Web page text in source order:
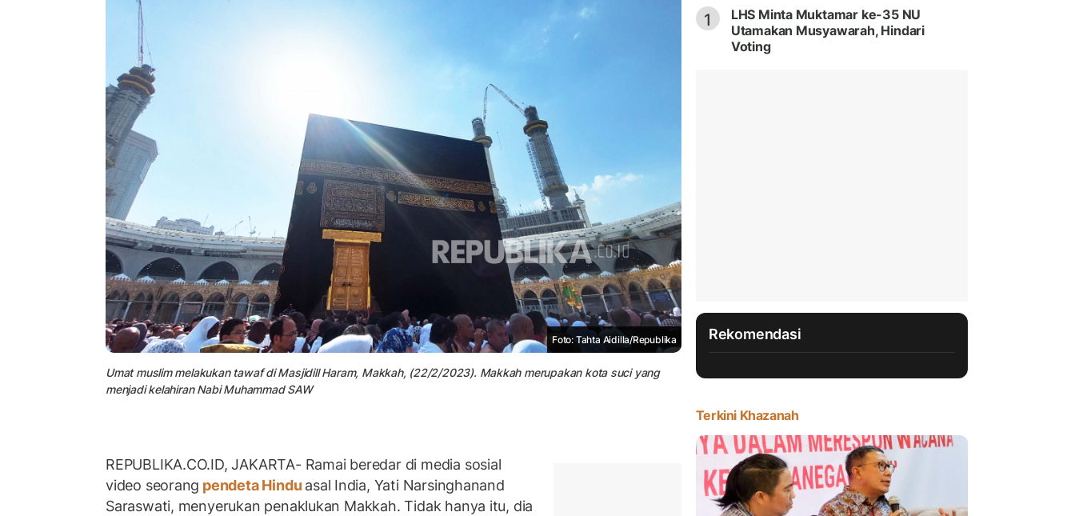
Foto: Tahta Aidilla/Republika
Umat muslim melakukan tawaf di Masjidill Haram, Makkah, (22/2/2023). Makkah merupakan kota suci yang
menjadi kelahiran Nabi Muhammad SAW
REPUBLIKA.CO.ID, JAKARTA- Ramai beredar di media sosial
video seorang pendeta Hindu asal India, Yati Narsinghanand
Saraswati, menyerukan penaklukan Makkah. Tidak hanya itu, dia
1
LHS Minta Muktamar ke-35 NU
Utamakan Musyawarah, Hindari
Voting
Rekomendasi
Terkini Khazanah